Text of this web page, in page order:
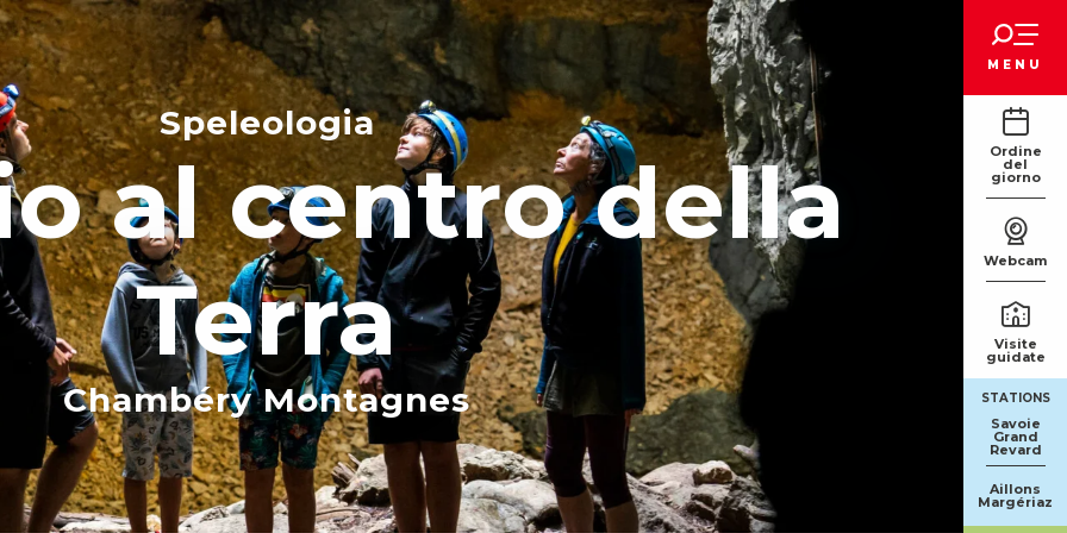
MENU
Ordine
del
giorno
Webcam
Visite
guidate
STATIONS
Savoie
Grand
Revard
Aillons
Margériaz
Speleologia
al centro della
Terra
Chambéry Montagnes